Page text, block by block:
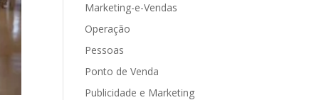
Marketing-e-Vendas
Operação
Pessoas
Ponto de Venda
Publicidade e Marketing